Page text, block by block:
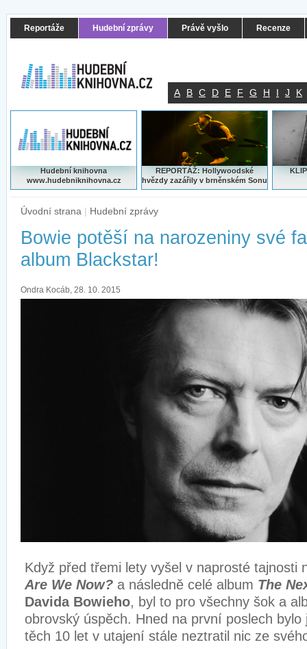
Reportáže Hudební zprávy Právě vyšlo Recenze
A B C D E F G H I J K
Hudební knihovna
www.hudebniknihovna.cz
REPORTÁŽ: Hollywoodské
hvězdy zazářily v brněnském Sonu
Úvodní strana | Hudební zprávy
Bowie potěší na narozeniny své
album Blackstar!
Ondra Kocáb, 28. 10. 2015
Když před třemi lety vyšel v naprosté tajnosti
Are We Now? a následně celé album The
Davida Bowieho, byl to pro všechny šok a
obrovský úspěch. Hned na první poslech bylo
těch 10 let v utajení stále neztratil nic ze